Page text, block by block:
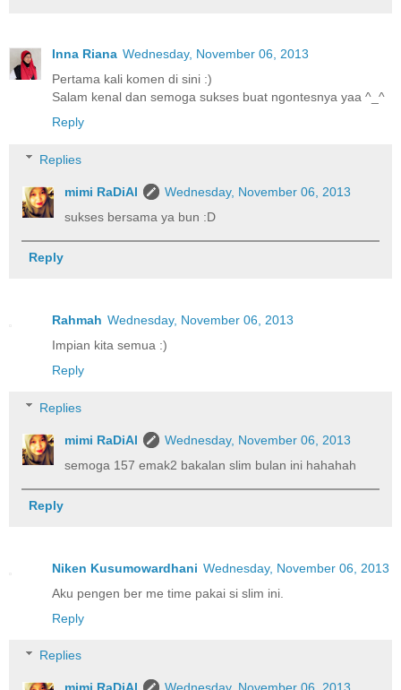
Inna Riana Wednesday, November 06, 2013
Pertama kali komen di sini :)
Salam kenal dan semoga sukses buat ngontesnya yaa ^_^
Reply
Replies
mimi RaDiAl
Wednesday, November 06, 2013
sukses bersama ya bun :D
Reply
Rahmah Wednesday, November 06, 2013
Impian kita semua :)
Reply
Replies
mimi RaDiAl
Wednesday, November 06, 2013
semoga 157 emak2 bakalan slim bulan ini hahahah
Reply
Niken Kusumowardhani Wednesday, November 06, 2013
Aku pengen ber me time pakai si slim ini.
Reply
Replies